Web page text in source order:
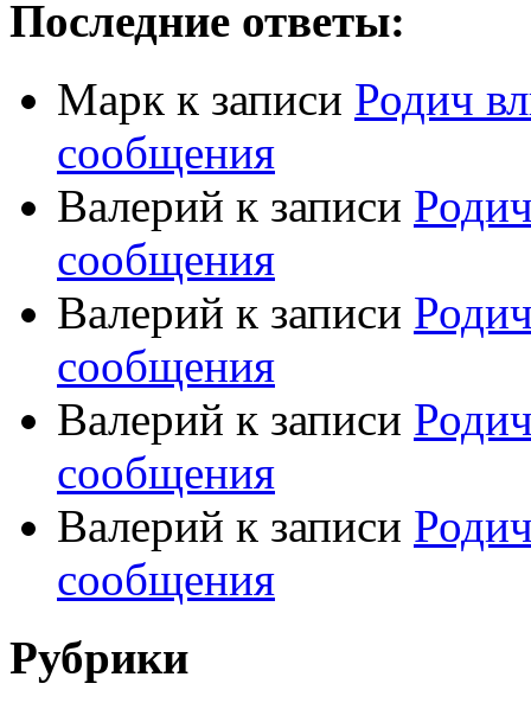
Последние ответы:
Марк к записи Родич
сообщения
Валерий к записи
сообщения
Валерий к записи
сообщения
Валерий к записи
сообщения
Валерий к записи
сообщения
Рубрики